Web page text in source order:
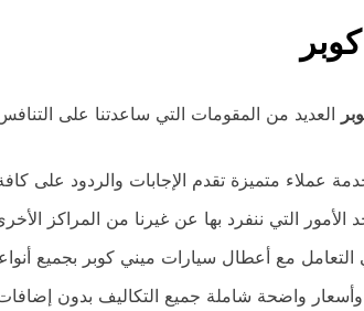
العديد من المقومات التي ساعدتنا على
خدمة عملاء متميزة تقدم الإجابات والردود
الأمور التي ننفرد بها عن غيرنا من المراكز
مع أعطال سيارات ميني كوبر بجميع
واضحة شاملة جميع التكاليف بدون إضافات،